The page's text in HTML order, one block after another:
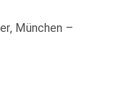
München –